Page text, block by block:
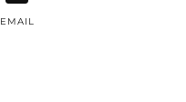
EMAIL